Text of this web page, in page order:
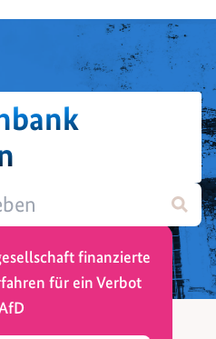
finanzierte
für ein Verbot